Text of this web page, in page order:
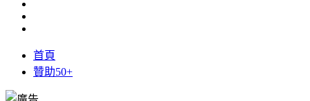
首頁
贊助50+